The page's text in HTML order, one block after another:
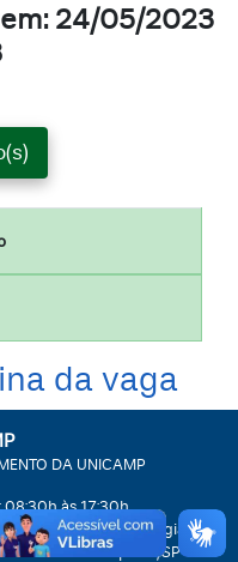
24/05/2023
da vaga
DA UNICAMP
08:30h às 17:30h
Polo de Alta Tecnologia
- Campinas/SP